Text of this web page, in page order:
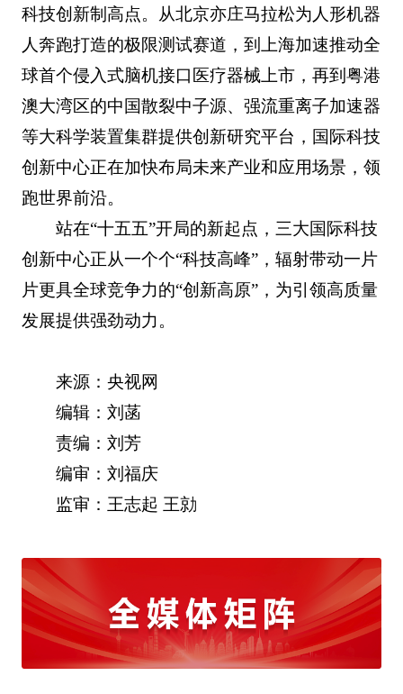
科技创新制高点。从北京亦庄马拉松为人形机器
人奔跑打造的极限测试赛道，到上海加速推动全
球首个侵入式脑机接口医疗器械上市，再到粤港
澳大湾区的中国散裂中子源、强流重离子加速器
等大科学装置集群提供创新研究平台，国际科技
创新中心正在加快布局未来产业和应用场景，领
跑世界前沿。
站在“十五五”开局的新起点，三大国际科技
创新中心正从一个个“科技高峰”，辐射带动一片
片更具全球竞争力的“创新高原”，为引领高质量
发展提供强劲动力。
来源：央视网
编辑：刘菡
责编：刘芳
编审：刘福庆
监审：王志起 王勍